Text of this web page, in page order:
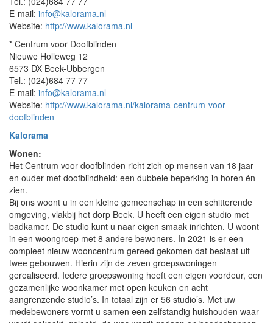
E-mail: info@kalorama.nl
Website: http://www.kalorama.nl
* Centrum voor Doofblinden
Nieuwe Holleweg 12
6573 DX Beek-Ubbergen
Tel.: (024)684 77 77
E-mail: info@kalorama.nl
Website: http://www.kalorama.nl/kalorama-centrum-voor-
doofblinden
Kalorama
Wonen:
Het Centrum voor doofblinden richt zich op mensen van 18 jaar
en ouder met doofblindheid: een dubbele beperking in horen én
zien.
Bij ons woont u in een kleine gemeenschap in een schitterende
omgeving, vlakbij het dorp Beek. U heeft een eigen studio met
badkamer. De studio kunt u naar eigen smaak inrichten. U woont
in een woongroep met 8 andere bewoners. In 2021 is er een
compleet nieuw wooncentrum gereed gekomen dat bestaat uit
twee gebouwen. Hierin zijn de zeven groepswoningen
gerealiseerd. Iedere groepswoning heeft een eigen voordeur, een
gezamenlijke woonkamer met open keuken en acht
aangrenzende studio’s. In totaal zijn er 56 studio’s. Met uw
medebewoners vormt u samen een zelfstandig huishouden waar